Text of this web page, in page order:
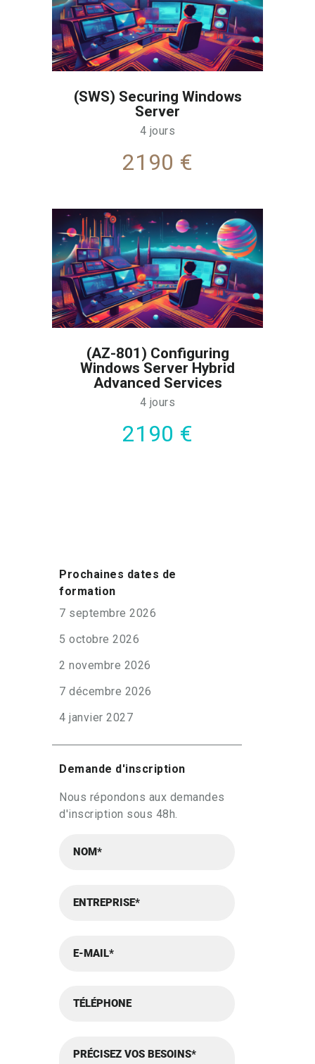
(SWS) Securing Windows
Server
4 jours
2190 €
(AZ-801) Configuring
Windows Server Hybrid
Advanced Services
4 jours
2190 €
Prochaines dates de
formation
7 septembre 2026
5 octobre 2026
2 novembre 2026
7 décembre 2026
4 janvier 2027
Demande d'inscription
Nous répondons aux demandes
d'inscription sous 48h.